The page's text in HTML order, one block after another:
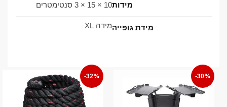
מידות10 × 15 × 3 סנטימטרים
מידת גופייהמידה XL
-30%
-32%